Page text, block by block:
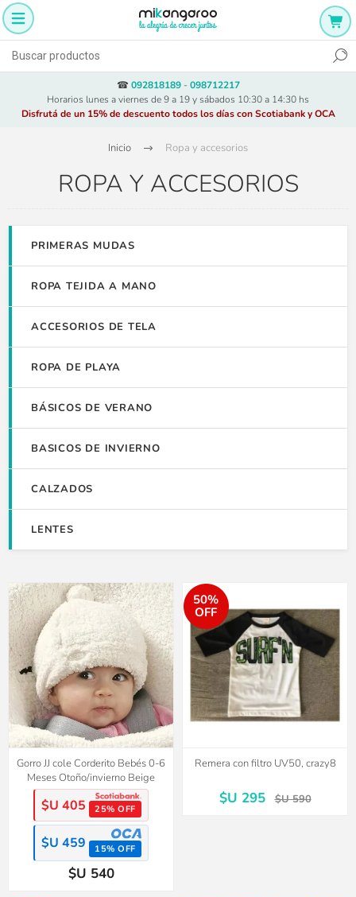
☎ 092818189- 098712217
Horarios lunes a viernes de 9 a 19 y sábados 10:30 a 14:30 hs
Disfrutá de un 15% de descuento todos los días con Scotiabank y OCA
Inicio Ropa y accesorios
ROPA Y ACCESORIOS
PRIMERAS MUDAS
ROPA TEJIDA A MANO
ACCESORIOS DE TELA
ROPA DE PLAYA
BÁSICOS DE VERANO
BASICOS DE INVIERNO
CALZADOS
LENTES
Gorro JJ cole Corderito Bebés 0-6
Meses Otoño/invierno Beige
$U 405 25% OFF
$U 459 15% OFF
$U 540
50%
OFF
Remera con filtro UV50, crazy8
$U 295 $U 590